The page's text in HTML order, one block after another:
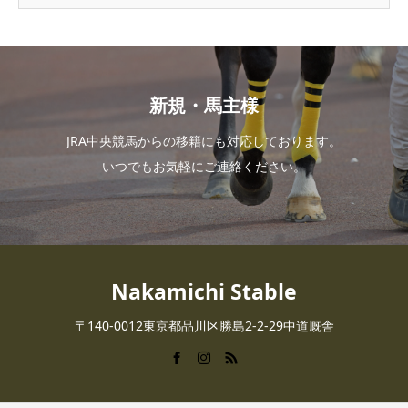
新規・馬主様
JRA中央競馬からの移籍にも対応しております。
いつでもお気軽にご連絡ください。
Nakamichi Stable
〒140-0012東京都品川区勝島2-2-29中道厩舎